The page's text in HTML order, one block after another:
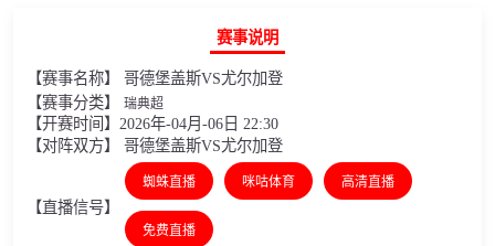
赛事说明
【赛事名称】 哥德堡盖斯VS尤尔加登
【赛事分类】 瑞典超
【开赛时间】2026年-04月-06日 22:30
【对阵双方】 哥德堡盖斯VS尤尔加登
【直播信号】
蜘蛛直播 咪咕体育 高清直播
免费直播